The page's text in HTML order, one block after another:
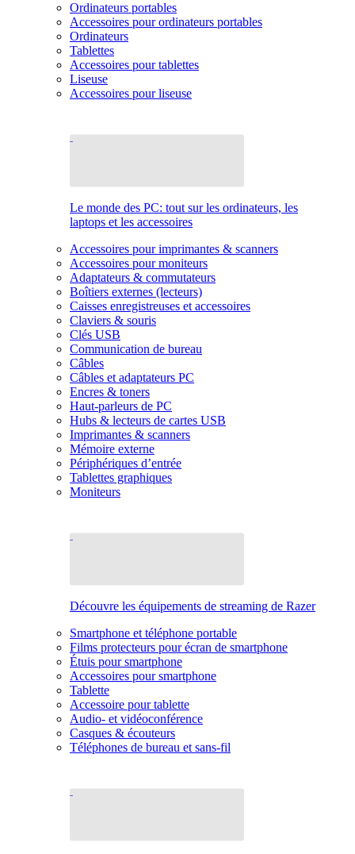
Ordinateurs portables
Accessoires pour ordinateurs portables
Ordinateurs
Tablettes
Accessoires pour tablettes
Liseuse
Accessoires pour liseuse
Le monde des PC: tout sur les ordinateurs, les
laptops et les accessoires
Accessoires pour imprimantes & scanners
Accessoires pour moniteurs
Adaptateurs & commutateurs
Boîtiers externes (lecteurs)
Caisses enregistreuses et accessoires
Claviers & souris
Clés USB
Communication de bureau
Câbles
Câbles et adaptateurs PC
Encres & toners
Haut-parleurs de PC
Hubs & lecteurs de cartes USB
Imprimantes & scanners
Mémoire externe
Périphériques d’entrée
Tablettes graphiques
Moniteurs
Découvre les équipements de streaming de Razer
Smartphone et téléphone portable
Films protecteurs pour écran de smartphone
Étuis pour smartphone
Accessoires pour smartphone
Tablette
Accessoire pour tablette
Audio- et vidéoconférence
Casques & écouteurs
Téléphones de bureau et sans-fil